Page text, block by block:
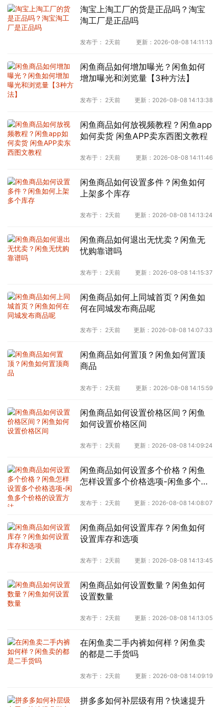
淘宝上淘工厂的货是正品吗？淘宝
淘工厂是正品吗
发布于： 2天前 更新： 2026-08-08 14:11:13
闲鱼商品如何增加曝光？闲鱼如何
增加曝光和浏览量【3种方法】
发布于： 2天前 更新： 2026-08-08 14:13:38
闲鱼商品如何放视频教程？闲鱼app
如何卖货 闲鱼APP卖东西图文教程
发布于： 2天前 更新： 2026-08-08 14:11:46
闲鱼商品如何设置多件？闲鱼如何
上架多个库存
发布于： 2天前 更新： 2026-08-08 14:13:24
闲鱼商品如何退出无忧卖？闲鱼无
忧购靠谱吗
发布于： 2天前 更新： 2026-08-08 14:15:37
闲鱼商品如何上同城首页？闲鱼如
何在同城发布商品呢
发布于： 2天前 更新： 2026-08-08 14:07:33
闲鱼商品如何置顶？闲鱼如何置顶
商品
发布于： 2天前 更新： 2026-08-08 14:15:59
闲鱼商品如何设置价格区间？闲鱼
如何设置价格区间
发布于： 2天前 更新： 2026-08-08 14:09:24
闲鱼商品如何设置多个价格？闲鱼
怎样设置多个价格选项-闲鱼多个价
发布于： 2天前 更新： 2026-08-08 14:08:07
闲鱼商品如何设置库存？闲鱼如何
设置库存和选项
发布于： 2天前 更新： 2026-08-08 14:13:45
闲鱼商品如何设置数量？闲鱼如何
设置数量
发布于： 2天前 更新： 2026-08-08 14:13:05
在闲鱼卖二手内裤如何样？闲鱼卖
的都是二手货吗
发布于： 2天前 更新： 2026-08-08 14:09:19
拼多多如何补层级有用？快速提升